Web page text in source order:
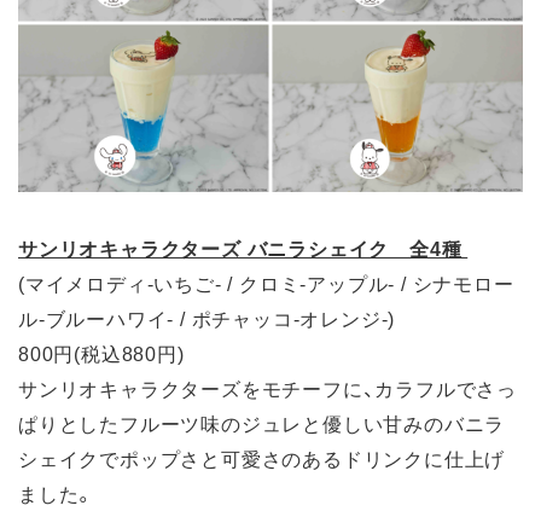
サンリオキャラクターズ バニラシェイク 全4種
(マイメロディ-いちご- / クロミ-アップル- / シナモロー
ル-ブルーハワイ- / ポチャッコ-オレンジ-)
800円(税込880円)
サンリオキャラクターズをモチーフに、カラフルでさっ
ぱりとしたフルーツ味のジュレと優しい甘みのバニラ
シェイクでポップさと可愛さのあるドリンクに仕上げ
ました。